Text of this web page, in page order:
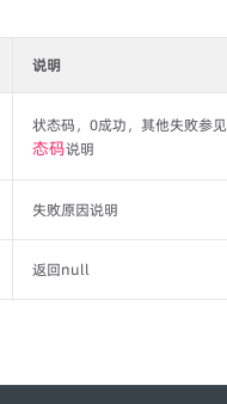
说明
状态码，0成功，其他失败参见
态码说明
失败原因说明
返回null